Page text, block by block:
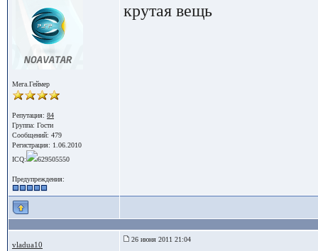
Мега.Геймер
Репутация: 84
Группа: Гости
Сообщений: 479
Регистрация: 1.06.2010
ICQ:
629505550
Предупреждения:
крутая вещь
vladua10
26 июня 2011 21:04